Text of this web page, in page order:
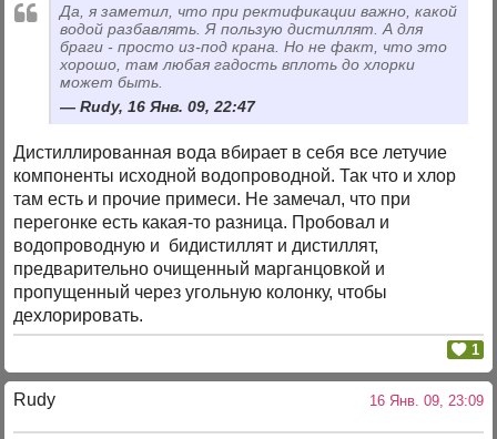
Да, я заметил, что при ректификации важно, какой
водой разбавлять. Я пользую дистиллят. А для
браги - просто из-под крана. Но не факт, что это
хорошо, там любая гадость вплоть до хлорки
может быть.
Rudy, 16 Янв. 09, 22:47
Дистиллированная вода вбирает в себя все летучие
компоненты исходной водопроводной. Так что и хлор
там есть и прочие примеси. Не замечал, что при
перегонке есть какая-то разница. Пробовал и
водопроводную и бидистиллят и дистиллят,
предварительно очищенный марганцовкой и
пропущенный через угольную колонку, чтобы
дехлорировать.
1
Rudy 16 Янв. 09, 23:09